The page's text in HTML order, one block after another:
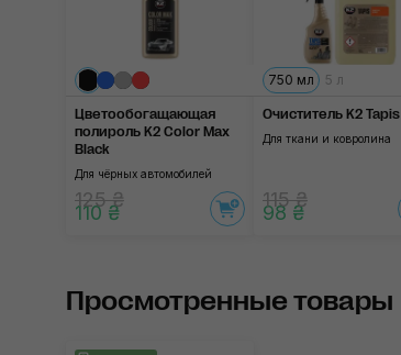
Цветообогащающая
полироль K2 Color Max
Black
Для чёрных автомобилей
125 ₴
110 ₴
750 мл 5 л
Очиститель K2 Tapis
Для ткани и ковролина
115 ₴
98 ₴
Просмотренные товары